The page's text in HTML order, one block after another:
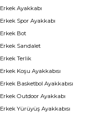
Erkek Ayakkabı
Erkek Spor Ayakkabı
Erkek Bot
Erkek Sandalet
Erkek Terlik
Erkek Koşu Ayakkabısı
Erkek Basketbol Ayakkabısı
Erkek Outdoor Ayakkabı
Erkek Yürüyüş Ayakkabısı